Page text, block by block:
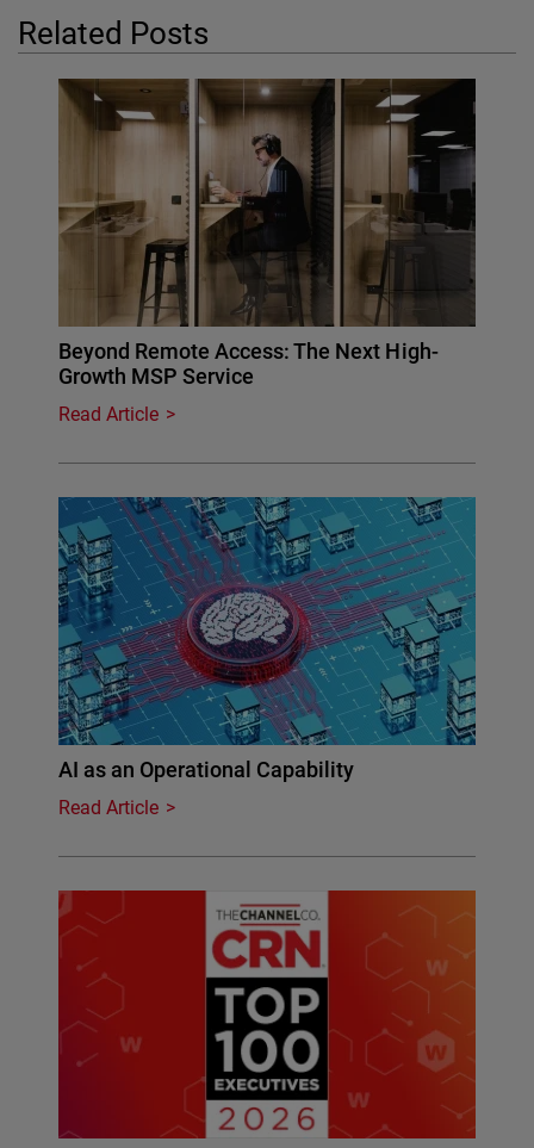
Related Posts
Beyond Remote Access: The Next High-
Growth MSP Service
Read Article
AI as an Operational Capability
Read Article